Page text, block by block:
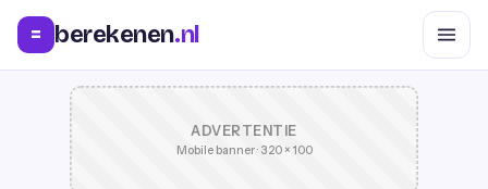
= berekenen.nl
ADVERTENTIE
Mobile banner · 320 × 100